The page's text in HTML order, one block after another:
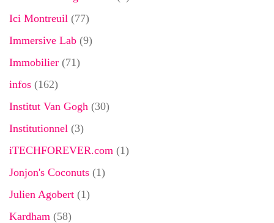
Ici Montreuil (77)
Immersive Lab (9)
Immobilier (71)
infos (162)
Institut Van Gogh (30)
Institutionnel (3)
iTECHFOREVER.com (1)
Jonjon's Coconuts (1)
Julien Agobert (1)
Kardham (58)